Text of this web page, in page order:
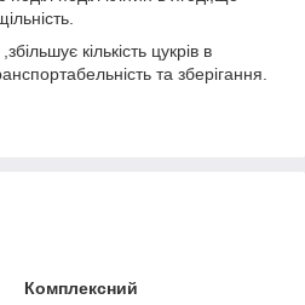
кількість цукрів в
та зберігання.
Комплексний